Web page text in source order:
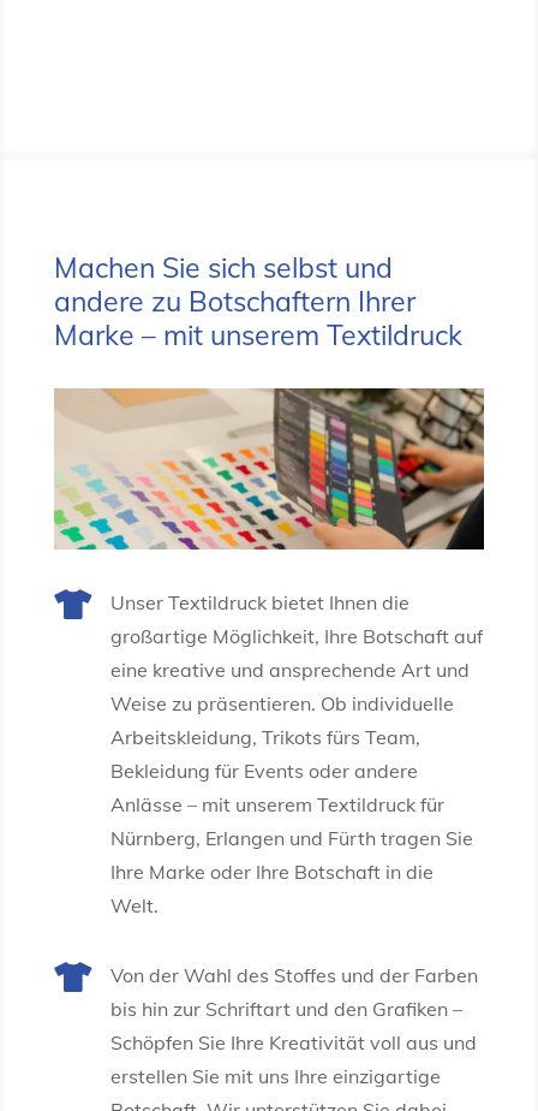
Machen Sie sich selbst und
andere zu Botschaftern Ihrer
Marke – mit unserem Textildruck

Unser Textildruck bietet Ihnen die
großartige Möglichkeit, Ihre Botschaft auf
eine kreative und ansprechende Art und
Weise zu präsentieren. Ob individuelle
Arbeitskleidung, Trikots fürs Team,
Bekleidung für Events oder andere
Anlässe – mit unserem Textildruck für
Nürnberg, Erlangen und Fürth tragen Sie
Ihre Marke oder Ihre Botschaft in die
Welt.

Von der Wahl des Stoffes und der Farben
bis hin zur Schriftart und den Grafiken –
Schöpfen Sie Ihre Kreativität voll aus und
erstellen Sie mit uns Ihre einzigartige